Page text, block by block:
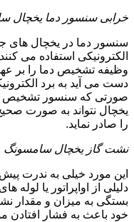
خرابی سنسور دما یخچال
سنسور دما در یخچال های
الکترونیکی استفاده می
وظیفه تشخیص دما را بر
دست می آید به برد
صورتی که سنسور تشخیص
یخچال نتواند به صورت
را صادر نماید.
نشت گاز یخچال سامسونگ
این مورد خیلی به ندرت
دلیلی از اواپراتور یا
بستگی به میزان و مقدار
خود باعث به فشار افتادن